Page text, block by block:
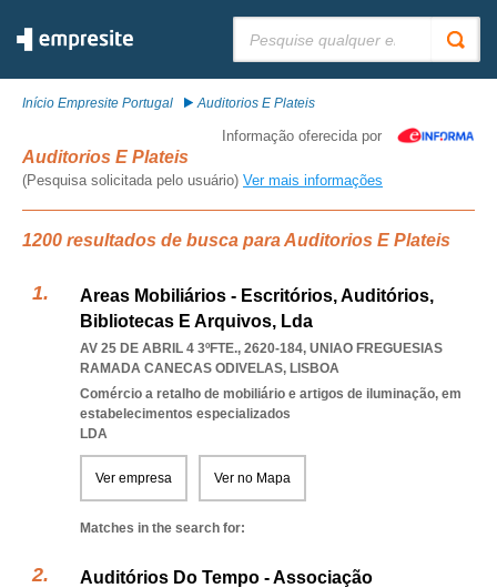
Início Empresite Portugal Auditorios E Plateis
Informação oferecida por
Auditorios E Plateis
(Pesquisa solicitada pelo usuário) Ver mais informações
1200 resultados de busca para Auditorios E Plateis
Areas Mobiliários - Escritórios, Auditórios,
Bibliotecas E Arquivos, Lda
AV 25 DE ABRIL 4 3ºFTE., 2620-184, UNIAO FREGUESIAS
RAMADA CANECAS ODIVELAS, LISBOA
Comércio a retalho de mobiliário e artigos de iluminação, em
estabelecimentos especializados
LDA
Ver empresa Ver no Mapa
Matches in the search for:
Auditórios Do Tempo - Associação